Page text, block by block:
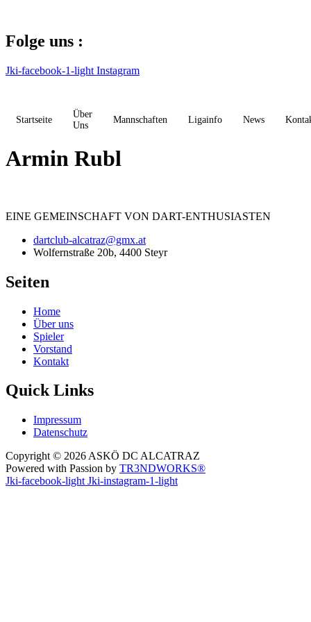
springen
Folge uns :
Jki-facebook-1-light Instagram
Startseite
Über
Uns
Mannschaften Ligainfo News
Armin Rubl
EINE GEMEINSCHAFT VON DART-ENTHUSIASTEN
dartclub-alcatraz@gmx.at
Wolfernstraße 20b, 4400 Steyr
Seiten
Home
Über uns
Spieler
Vorstand
Kontakt
Quick Links
Impressum
Datenschutz
Copyright © 2026 ASKÖ DC ALCATRAZ
Powered with Passion by TR3NDWORKS®
Jki-facebook-light Jki-instagram-1-light